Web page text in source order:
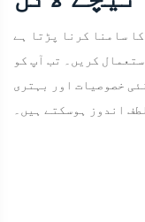
ایچ 2 کی صورتحال کا سامنا کرنا پڑتا ہے
کریں۔ تب آپ کو
خصوصیات اور بہتری
اندوز ہوسکتے ہیں۔